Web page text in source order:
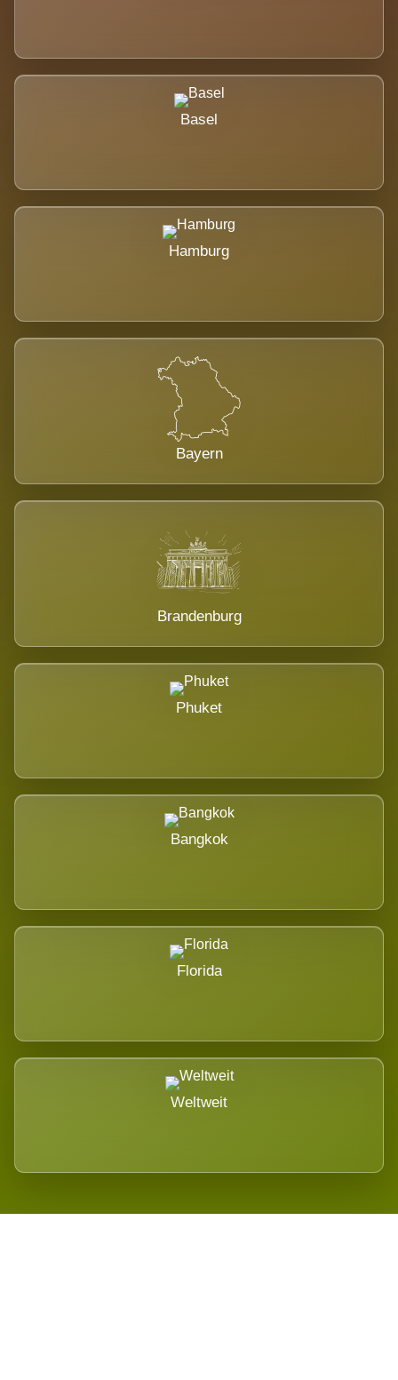
Basel
Hamburg
Bayern
Brandenburg
Phuket
Bangkok
Florida
Weltweit